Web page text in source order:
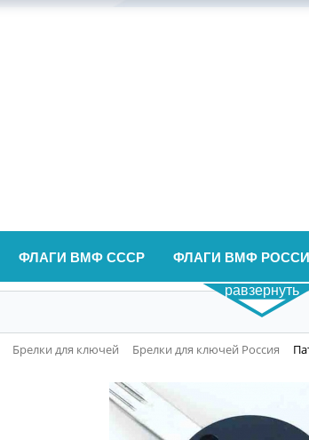
ФЛАГИ ВМФ СССР ФЛАГИ ВМФ
равзернуть
Брелки для ключей Брелки для ключей Россия